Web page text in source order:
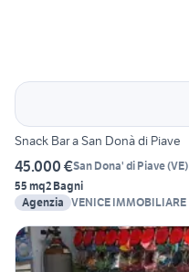
Snack Bar a San Donà di Piave
45.000 €San Dona' di Piave(VE)
55 mq2 Bagni
Agenzia VENICE IMMOBILIARE